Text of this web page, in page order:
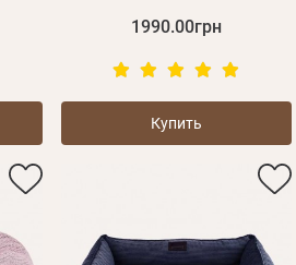
1990.00грн
Купить